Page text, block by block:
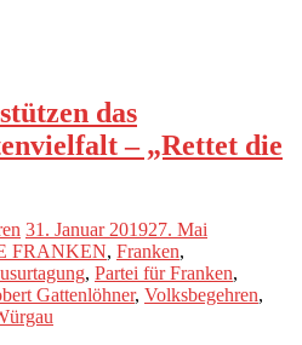
das
– „Rettet die
31. Januar 201927. Mai
FRANKEN, Franken,
, Partei für Franken,
Gattenlöhner, Volksbegehren,